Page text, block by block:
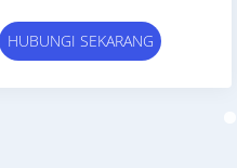
HUBUNGI SEKARANG